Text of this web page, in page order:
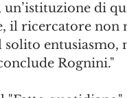
di
il ricercatore non
entusiasmo,
Rognini."